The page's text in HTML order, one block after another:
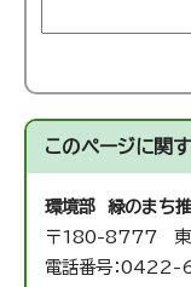
このページに関
環境部 緑のまち
〒180-8777 東
電話番号：